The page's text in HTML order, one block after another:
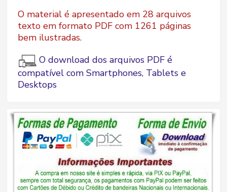
O material é apresentado em 28 arquivos
texto em formato PDF com 1261 páginas
bem ilustradas.
O download dos arquivos PDF é
compatível com Smartphones, Tablets e
Desktops